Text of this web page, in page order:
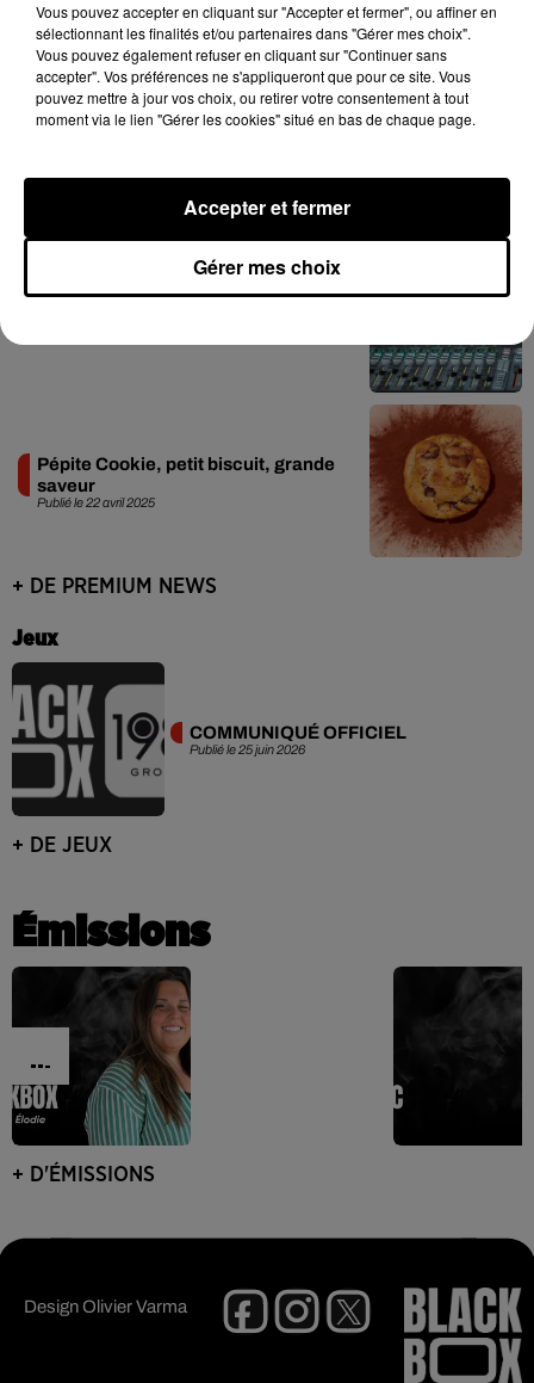
Premium News
Créer, partager, diffuser : rester libre
Publié le 22 avril 2025
Pépite Cookie, petit biscuit, grande
saveur
+ DE PREMIUM NEWS
Jeux
Publié le 25 juin 2026
COMMUNIQUÉ OFFICIEL
+ DE JEUX
Émissions
+ D'ÉMISSIONS
DesignOlivier Varma
Vous pouvez accepter en cliquant sur "Accepter et fermer", ou affiner en
sélectionnant les finalités et/ou partenaires dans "Gérer mes choix".
Vous pouvez également refuser en cliquant sur "Continuer sans
accepter". Vos préférences ne s'appliqueront que pour ce site. Vous
pouvez mettre à jour vos choix, ou retirer votre consentement à tout
moment via le lien "Gérer les cookies" situé en bas de chaque page.
Gérer mes choix
Accepter et fermer